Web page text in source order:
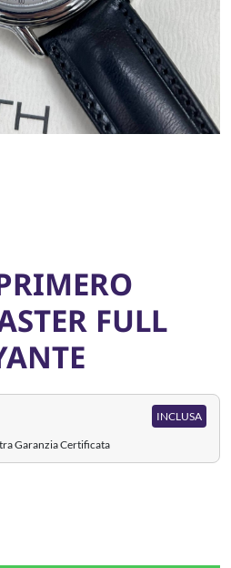
FULL
INCLUSA
Garanzia Certificata